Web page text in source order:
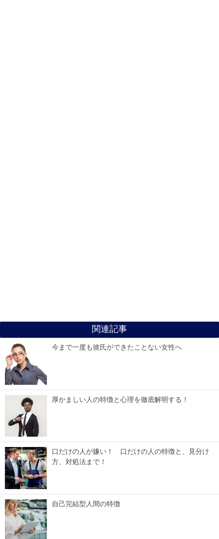
関連記事
今まで一度も彼氏ができたことない女性へ
厚かましい人の特徴と心理を徹底解明する！
口だけの人が嫌い！ 口だけの人の特徴と、見分け
方、対処法まで！
自己完結型人間の特徴